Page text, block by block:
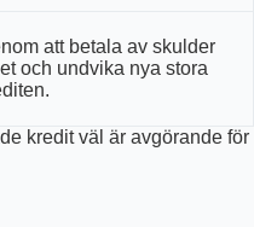
att betala av skulder
och undvika nya stora
kredit väl är avgörande för